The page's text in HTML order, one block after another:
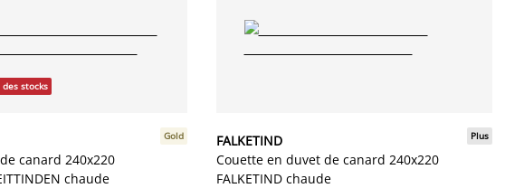
des stocks
canard 240x220
chaude
Gold
FALKETIND
Couette en duvet de canard 240x220
FALKETIND chaude
Plus